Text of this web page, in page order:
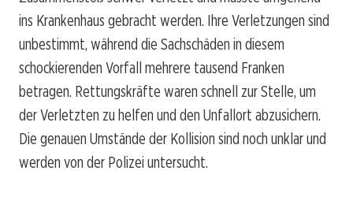
ins Krankenhaus gebracht werden. Ihre Verletzungen sind
unbestimmt, während die Sachschäden in diesem
schockierenden Vorfall mehrere tausend Franken
betragen. Rettungskräfte waren schnell zur Stelle, um
der Verletzten zu helfen und den Unfallort abzusichern.
Die genauen Umstände der Kollision sind noch unklar und
werden von der Polizei untersucht.